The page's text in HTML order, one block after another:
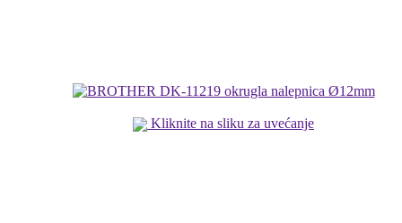
Kliknite na sliku za uvećanje